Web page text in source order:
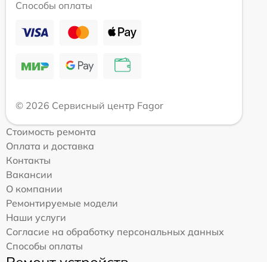
Способы оплаты
© 2026 Сервисный центр Fagor
Стоимость ремонта
Оплата и доставка
Контакты
Вакансии
О компании
Ремонтируемые модели
Наши услуги
Согласие на обработку персональных данных
Способы оплаты